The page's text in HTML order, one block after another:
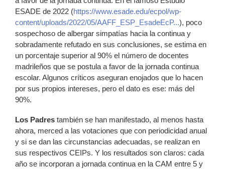
ESADE de 2022 (https://www.esade.edu/ecpol/wp-
content/uploads/2022/05/AAFF_ESP_EsadeEcP...), poco
sospechoso de albergar simpatías hacia la continua y
sobradamente refutado en sus conclusiones, se estima en
un porcentaje superior al 90% el número de docentes
madrileños que se postula a favor de la jornada continua
escolar. Algunos críticos aseguran enojados que lo hacen
por sus propios intereses, pero el dato es ese: más del
90%.
Los Padres también se han manifestado, al menos hasta
ahora, merced a las votaciones que con periodicidad anual
y si se dan las circunstancias adecuadas, se realizan en
sus respectivos CEIPs. Y los resultados son claros: cada
año se incorporan a jornada continua en la CAM entre 5 y